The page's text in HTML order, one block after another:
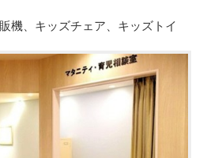
機、キッズチェア、キッズトイ